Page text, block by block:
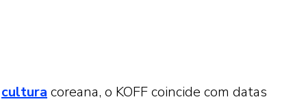
cultura coreana, o KOFF coincide com datas